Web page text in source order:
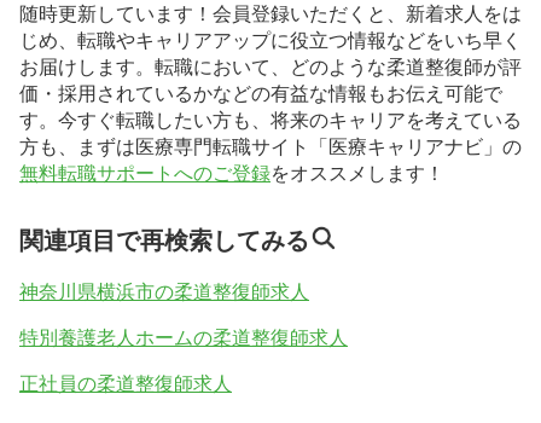
随時更新しています！会員登録いただくと、新着求人をは
じめ、転職やキャリアアップに役立つ情報などをいち早く
お届けします。転職において、どのような柔道整復師が評
価・採用されているかなどの有益な情報もお伝え可能で
す。今すぐ転職したい方も、将来のキャリアを考えている
方も、まずは医療専門転職サイト「医療キャリアナビ」の
無料転職サポートへのご登録をオススメします！
関連項目で再検索してみる
神奈川県横浜市の柔道整復師求人
特別養護老人ホームの柔道整復師求人
正社員の柔道整復師求人